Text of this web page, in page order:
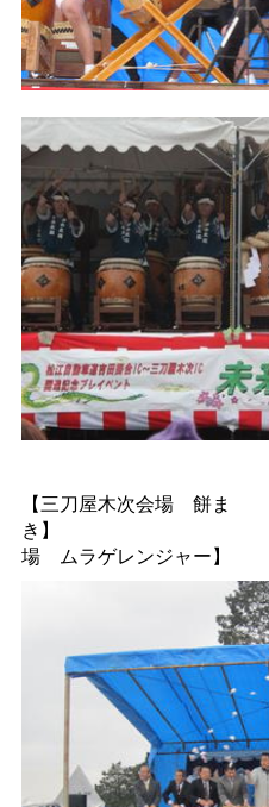
【三刀屋木次会場 餅ま
き】
場 ムラゲレンジャー】